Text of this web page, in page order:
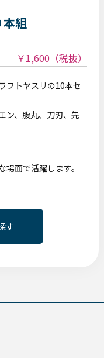
組
￥1,600 （税抜）
フトヤスリの10本セ
ン、腹丸、刀刃、先
面で活躍します。
す